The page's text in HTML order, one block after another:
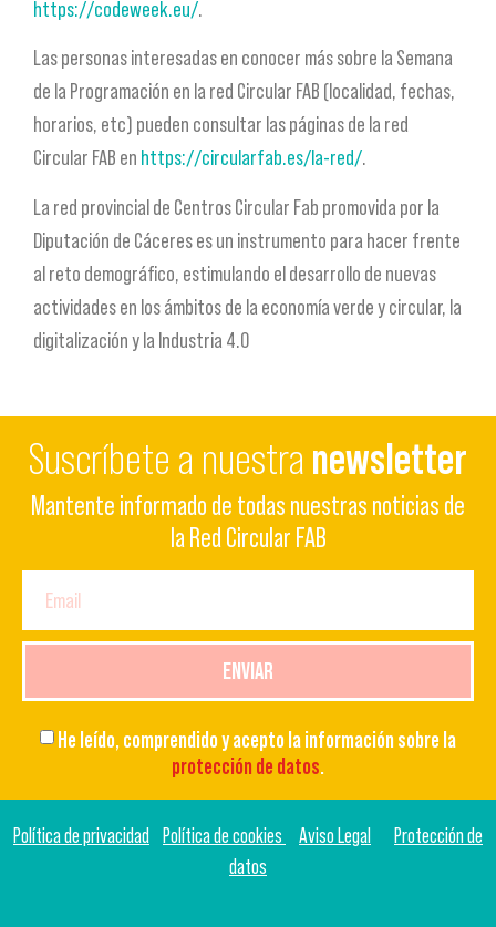
https://codeweek.eu/.
Las personas interesadas en conocer más sobre la Semana
de la Programación en la red Circular FAB (localidad, fechas,
horarios, etc) pueden consultar las páginas de la red
Circular FAB en https://circularfab.es/la-red/.
La red provincial de Centros Circular Fab promovida por la
Diputación de Cáceres es un instrumento para hacer frente
al reto demográfico, estimulando el desarrollo de nuevas
actividades en los ámbitos de la economía verde y circular, la
digitalización y la Industria 4.0
Suscríbete a nuestra newsletter
Mantente informado de todas nuestras noticias de
la Red Circular FAB
He leído, comprendido y acepto la información sobre la
protección de datos.
ENVIAR
Política de privacidad Política de cookies Aviso Legal
Protección de
datos